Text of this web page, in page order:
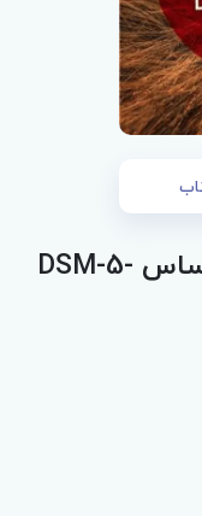
فوریت های روان پزشکی براساس DSM-5-